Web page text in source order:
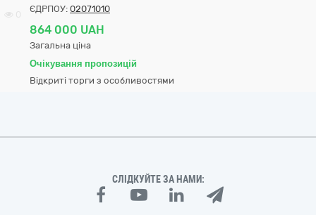
ЄДРПОУ: 02071010
864 000 UAH
Загальна ціна
Очікування пропозицій
Відкриті торги з особливостями
СЛІДКУЙТЕ ЗА НАМИ: